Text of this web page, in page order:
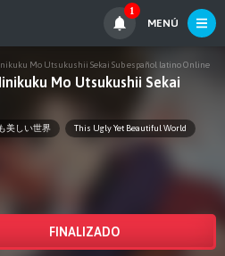
1
MENÚ
Mo Utsukushii Sekai Sub español latino Online
Mo Utsukushii Sekai
美しい世界 This Ugly Yet Beautiful World
FINALIZADO